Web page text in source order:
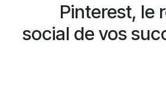
Pinterest, le
social de vos